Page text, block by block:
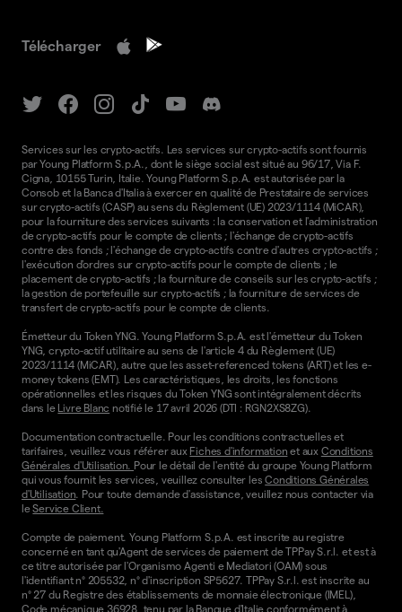
Télécharger
Services sur les crypto-actifs. Les services sur crypto-actifs sont fournis
par Young Platform S.p.A., dont le siège social est situé au 96/17, Via F.
Cigna, 10155 Turin, Italie. Young Platform S.p.A. est autorisée par la
Consob et la Banca d'Italia à exercer en qualité de Prestataire de services
sur crypto-actifs (CASP) au sens du Règlement (UE) 2023/1114 (MiCAR),
pour la fourniture des services suivants : la conservation et l'administration
de crypto-actifs pour le compte de clients ; l'échange de crypto-actifs
contre des fonds ; l'échange de crypto-actifs contre d'autres crypto-actifs ;
l'exécution d'ordres sur crypto-actifs pour le compte de clients ; le
placement de crypto-actifs ; la fourniture de conseils sur les crypto-actifs ;
la gestion de portefeuille sur crypto-actifs ; la fourniture de services de
transfert de crypto-actifs pour le compte de clients.
Émetteur du Token YNG. Young Platform S.p.A. est l'émetteur du Token
YNG, crypto-actif utilitaire au sens de l'article 4 du Règlement (UE)
2023/1114 (MiCAR), autre que les asset-referenced tokens (ART) et les e-
money tokens (EMT). Les caractéristiques, les droits, les fonctions
opérationnelles et les risques du Token YNG sont intégralement décrits
dans le
Livre Blanc notifié le 17 avril 2026 (DTI : RGN2XS8ZG).
Documentation contractuelle. Pour les conditions contractuelles et
tarifaires, veuillez vous référer aux Fiches d'information et aux Conditions
Générales d'Utilisation. Pour le détail de l'entité du groupe Young Platform
qui vous fournit les services, veuillez consulter lesConditions Générales
d'Utilisation. Pour toute demande d'assistance, veuillez nous contacter via
leService Client.
Compte de paiement. Young Platform S.p.A. est inscrite au registre
concerné en tant qu'Agent de services de paiement de TPPay S.r.l. et est à
ce titre autorisée par l'Organismo Agenti e Mediatori (OAM) sous
l'identifiant n° 205532, n° d'inscription SP5627. TPPay S.r.l. est inscrite au
n° 27 du Registre des établissements de monnaie électronique (IMEL),
Code mécanique 36928, tenu par la Banque d'Italie conformément à